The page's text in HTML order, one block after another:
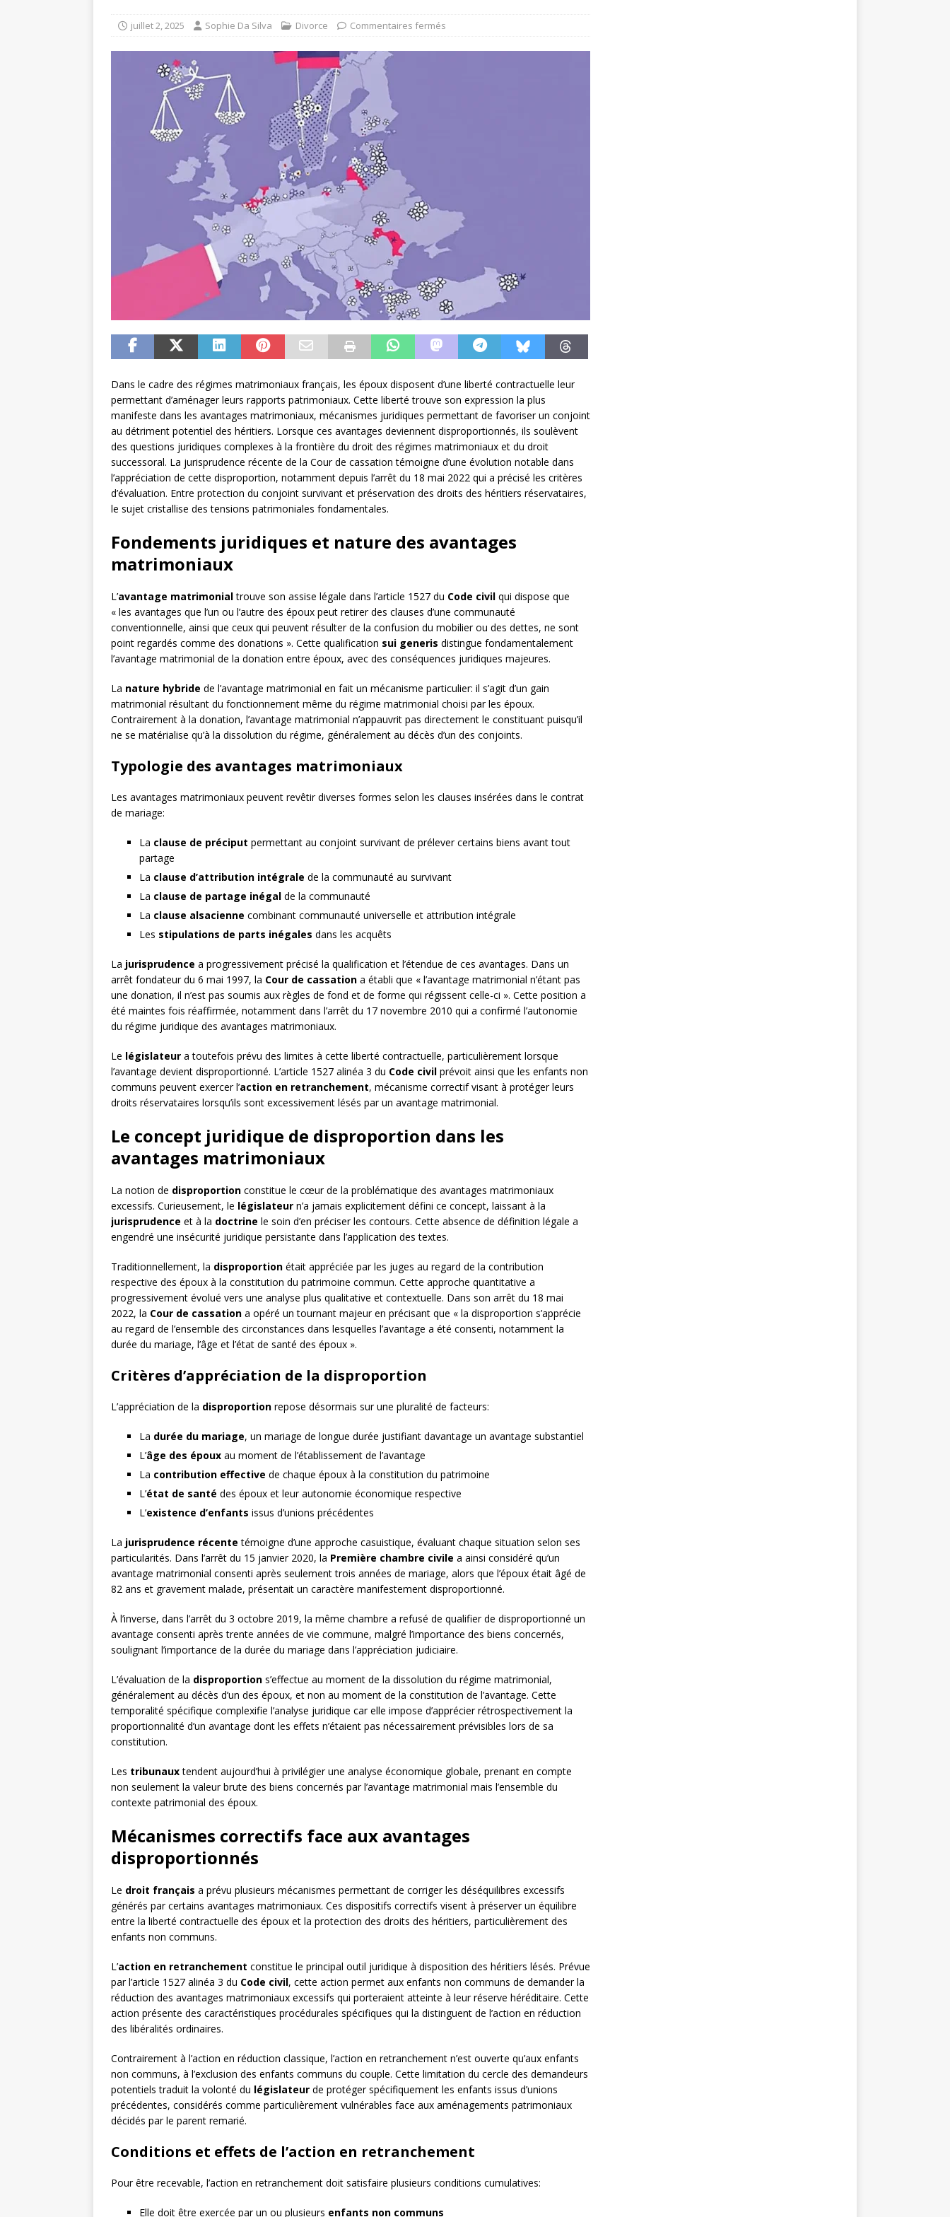
juillet 2, 2025 Sophie Da Silva Divorce Commentaires fermés
Dans le cadre des régimes matrimoniaux français, les époux disposent d’une liberté contractuelle leur
permettant d’aménager leurs rapports patrimoniaux. Cette liberté trouve son expression la plus
manifeste dans les avantages matrimoniaux, mécanismes juridiques permettant de favoriser un conjoint
au détriment potentiel des héritiers. Lorsque ces avantages deviennent disproportionnés, ils soulèvent
des questions juridiques complexes à la frontière du droit des régimes matrimoniaux et du droit
successoral. La jurisprudence récente de la Cour de cassation témoigne d’une évolution notable dans
l’appréciation de cette disproportion, notamment depuis l’arrêt du 18 mai 2022 qui a précisé les critères
d’évaluation. Entre protection du conjoint survivant et préservation des droits des héritiers réservataires,
le sujet cristallise des tensions patrimoniales fondamentales.
Fondements juridiques et nature des avantages
matrimoniaux
L’avantage matrimonialtrouve son assise légale dans l’article 1527 du Code civil qui dispose que
« les avantages que l’un ou l’autre des époux peut retirer des clauses d’une communauté
conventionnelle, ainsi que ceux qui peuvent résulter de la confusion du mobilier ou des dettes, ne sont
point regardés comme des donations ». Cette qualification sui generis distingue fondamentalement
l’avantage matrimonial de la donation entre époux, avec des conséquences juridiques majeures.
La nature hybride de l’avantage matrimonial en fait un mécanisme particulier: il s’agit d’un gain
matrimonial résultant du fonctionnement même du régime matrimonial choisi par les époux.
Contrairement à la donation, l’avantage matrimonial n’appauvrit pas directement le constituant puisqu’il
ne se matérialise qu’à la dissolution du régime, généralement au décès d’un des conjoints.
Typologie des avantages matrimoniaux
Les avantages matrimoniaux peuvent revêtir diverses formes selon les clauses insérées dans le contrat
de mariage:
La clause de préciput permettant au conjoint survivant de prélever certains biens avant tout
partage
La clause d’attribution intégrale de la communauté au survivant
La clause de partage inégal de la communauté
La clause alsacienne combinant communauté universelle et attribution intégrale
Les stipulations de parts inégales dans les acquêts
La jurisprudence a progressivement précisé la qualification et l’étendue de ces avantages. Dans un
arrêt fondateur du 6 mai 1997, la Cour de cassation a établi que « l’avantage matrimonial n’étant pas
une donation, il n’est pas soumis aux règles de fond et de forme qui régissent celle-ci ». Cette position a
été maintes fois réaffirmée, notamment dans l’arrêt du 17 novembre 2010 qui a confirmé l’autonomie
du régime juridique des avantages matrimoniaux.
Le législateur a toutefois prévu des limites à cette liberté contractuelle, particulièrement lorsque
l’avantage devient disproportionné. L’article 1527 alinéa 3 du Code civil prévoit ainsi que les enfants non
communs peuvent exercer l’action en retranchement, mécanisme correctif visant à protéger leurs
droits réservataires lorsqu’ils sont excessivement lésés par un avantage matrimonial.
Le concept juridique de disproportion dans les
avantages matrimoniaux
La notion de disproportion constitue le cœur de la problématique des avantages matrimoniaux
excessifs. Curieusement, le législateur n’a jamais explicitement défini ce concept, laissant à la
jurisprudence et à la doctrine le soin d’en préciser les contours. Cette absence de définition légale a
engendré une insécurité juridique persistante dans l’application des textes.
Traditionnellement, la disproportion était appréciée par les juges au regard de la contribution
respective des époux à la constitution du patrimoine commun. Cette approche quantitative a
progressivement évolué vers une analyse plus qualitative et contextuelle. Dans son arrêt du 18 mai
2022, la Cour de cassation a opéré un tournant majeur en précisant que « la disproportion s’apprécie
au regard de l’ensemble des circonstances dans lesquelles l’avantage a été consenti, notamment la
durée du mariage, l’âge et l’état de santé des époux ».
Critères d’appréciation de la disproportion
L’appréciation de la disproportion repose désormais sur une pluralité de facteurs:
La durée du mariage, un mariage de longue durée justifiant davantage un avantage substantiel
L’âge des époux au moment de l’établissement de l’avantage
La contribution effective de chaque époux à la constitution du patrimoine
L’état de santé des époux et leur autonomie économique respective
L’existence d’enfants issus d’unions précédentes
La jurisprudence récente témoigne d’une approche casuistique, évaluant chaque situation selon ses
particularités. Dans l’arrêt du 15 janvier 2020, la Première chambre civile a ainsi considéré qu’un
avantage matrimonial consenti après seulement trois années de mariage, alors que l’époux était âgé de
82 ans et gravement malade, présentait un caractère manifestement disproportionné.
À l’inverse, dans l’arrêt du 3 octobre 2019, la même chambre a refusé de qualifier de disproportionné un
avantage consenti après trente années de vie commune, malgré l’importance des biens concernés,
soulignant l’importance de la durée du mariage dans l’appréciation judiciaire.
L’évaluation de la disproportion s’effectue au moment de la dissolution du régime matrimonial,
généralement au décès d’un des époux, et non au moment de la constitution de l’avantage. Cette
temporalité spécifique complexifie l’analyse juridique car elle impose d’apprécier rétrospectivement la
proportionnalité d’un avantage dont les effets n’étaient pas nécessairement prévisibles lors de sa
constitution.
Les tribunauxtendent aujourd’hui à privilégier une analyse économique globale, prenant en compte
non seulement la valeur brute des biens concernés par l’avantage matrimonial mais l’ensemble du
contexte patrimonial des époux.
Mécanismes correctifs face aux avantages
disproportionnés
Le droit français a prévu plusieurs mécanismes permettant de corriger les déséquilibres excessifs
générés par certains avantages matrimoniaux. Ces dispositifs correctifs visent à préserver un équilibre
entre la liberté contractuelle des époux et la protection des droits des héritiers, particulièrement des
enfants non communs.
L’action en retranchement constitue le principal outil juridique à disposition des héritiers lésés. Prévue
par l’article 1527 alinéa 3 du Code civil, cette action permet aux enfants non communs de demander la
réduction des avantages matrimoniaux excessifs qui porteraient atteinte à leur réserve héréditaire. Cette
action présente des caractéristiques procédurales spécifiques qui la distinguent de l’action en réduction
des libéralités ordinaires.
Contrairement à l’action en réduction classique, l’action en retranchement n’est ouverte qu’aux enfants
non communs, à l’exclusion des enfants communs du couple. Cette limitation du cercle des demandeurs
potentiels traduit la volonté du législateur de protéger spécifiquement les enfants issus d’unions
précédentes, considérés comme particulièrement vulnérables face aux aménagements patrimoniaux
décidés par le parent remarié.
Conditions et effets de l’action en retranchement
Pour être recevable, l’action en retranchement doit satisfaire plusieurs conditions cumulatives:
Elle doit être exercée par un ou plusieurs enfants non communs